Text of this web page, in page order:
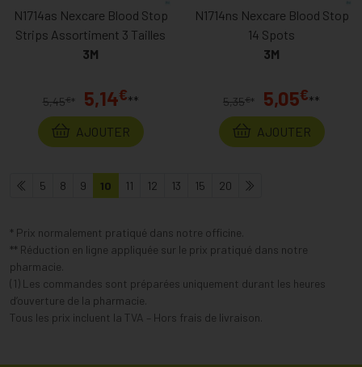
N1714as Nexcare Blood Stop
Strips Assortiment 3 Tailles
3M
5,45€ * 5,14€**
AJOUTER
N1714ns Nexcare Blood Stop
14 Spots
3M
5,35€* 5,05€**
AJOUTER
5 8 9 10 11 12 13 15 20
* Prix normalement pratiqué dans notre officine.
** Réduction en ligne appliquée sur le prix pratiqué dans notre
pharmacie.
(1) Les commandes sont préparées uniquement durant les heures
d’ouverture de la pharmacie.
Tous les prix incluent la TVA – Hors frais de livraison.